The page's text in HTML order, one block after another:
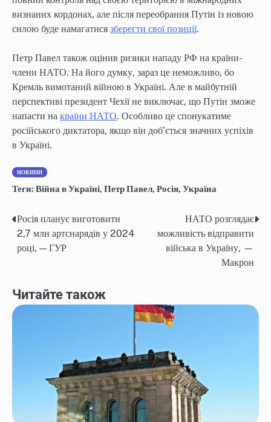
визнаних кордонах, але після переобрання Путін із новою
силою буде намагатися зберегти свої позиції.
Петр Павел також оцінив ризики нападу РФ на країни-
члени НАТО. На його думку, зараз це неможливо, бо
Кремль вимотаний війною в Україні. Але в майбутній
перспективі президент Чехії не виключає, що Путін зможе
напасти на країни НАТО. Особливо це спонукатиме
російського диктатора, якщо він доб’ється значних успіхів
в Україні.
НОВИНИ
Теги: Війна в Україні, Петр Павел, Росія, Україна
Навігація
записів
Росія планує виготовити
2,7 млн артснарядів у 2024
році, — ГУР
НАТО розглядає
можливість відправити
війська в Україну, —
Макрон
Читайте також